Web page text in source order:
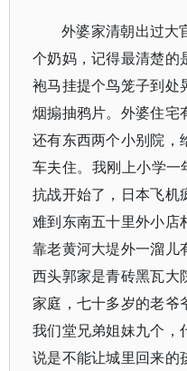
外婆家清朝出过大
个奶妈，记得最清楚的
袍马挂提个鸟笼子到处
烟搧抽鸦片。外婆住宅
还有东西两个小别院，
车夫住。我刚上小学一
抗战开始了，日本飞机
难到东南五十里外小店
靠老黄河大堤外一溜儿
西头郭家是青砖黑瓦大
家庭，七十多岁的老爷
我们堂兄弟姐妹九个，
说是不能让城里回来的